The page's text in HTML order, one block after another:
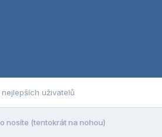
nejlepších uživatelů
nosíte (tentokrát na nohou)